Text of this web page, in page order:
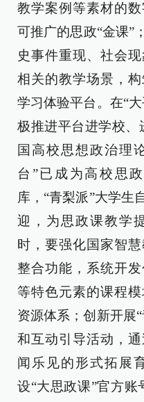
教学案例等素材的数
可推广的思政“金课”
史事件重现、社会
相关的教学场景，
学习体验平台。在“
极推进平台进学校、
国高校思想政治理
台”已成为高校思
库，“青梨派”大学生
迎，为思政课教学
时，要强化国家智
整合功能，系统开
等特色元素的课程
资源体系；创新开展
和互动引导活动，
闻乐见的形式拓展
设“大思政课”官方账